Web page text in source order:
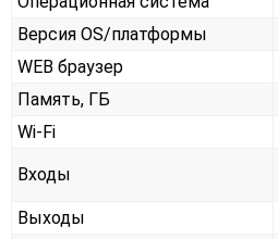
Версия OS/платформы
WEB браузер
Память, ГБ
Wi-Fi
Входы
Выходы